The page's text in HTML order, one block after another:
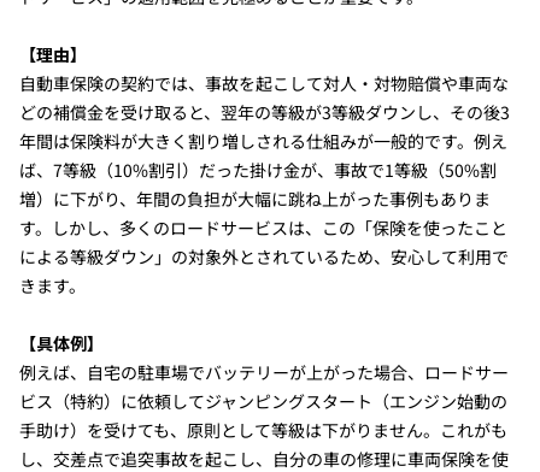
【理由】
自動車保険の契約では、事故を起こして対人・対物賠償や車両な
どの補償金を受け取ると、翌年の等級が3等級ダウンし、その後3
年間は保険料が大きく割り増しされる仕組みが一般的です。例え
ば、7等級（10%割引）だった掛け金が、事故で1等級（50%割
増）に下がり、年間の負担が大幅に跳ね上がった事例もありま
す。しかし、多くのロードサービスは、この「保険を使ったこと
による等級ダウン」の対象外とされているため、安心して利用で
きます。
【具体例】
例えば、自宅の駐車場でバッテリーが上がった場合、ロードサー
ビス（特約）に依頼してジャンピングスタート（エンジン始動の
手助け）を受けても、原則として等級は下がりません。これがも
し、交差点で追突事故を起こし、自分の車の修理に車両保険を使